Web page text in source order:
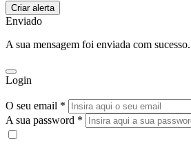
Enviado
A sua mensagem foi enviada com sucesso.
Login
O seu email *
A sua password *